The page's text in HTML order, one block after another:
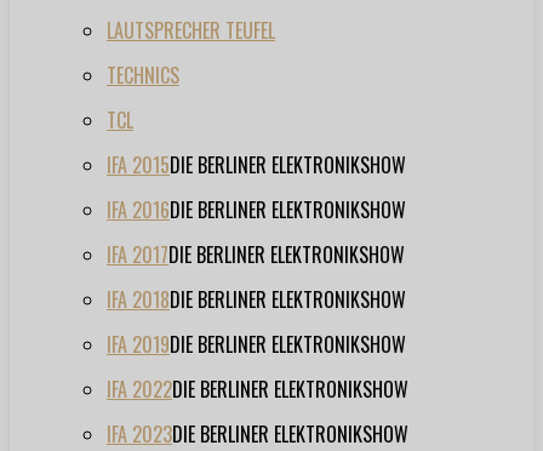
LAUTSPRECHER TEUFEL
TECHNICS
TCL
IFA 2015DIE BERLINER ELEKTRONIKSHOW
IFA 2016DIE BERLINER ELEKTRONIKSHOW
IFA 2017DIE BERLINER ELEKTRONIKSHOW
IFA 2018DIE BERLINER ELEKTRONIKSHOW
IFA 2019DIE BERLINER ELEKTRONIKSHOW
IFA 2022DIE BERLINER ELEKTRONIKSHOW
IFA 2023DIE BERLINER ELEKTRONIKSHOW